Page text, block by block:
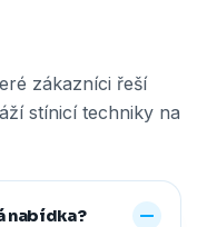
zákazníci řeší
stínicí techniky na
nabídka?